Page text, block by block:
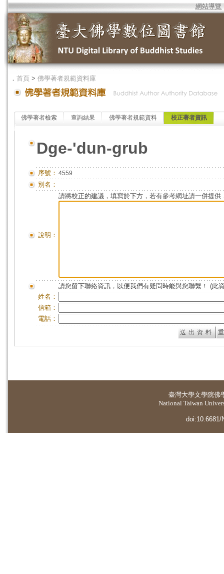
網站導覽
． 首頁 > 佛學著者規範資料庫
佛學著者檢索 查詢結果 佛學著者規範資料 校正著者資訊
Dge-'dun-grub
序號： 4559
別名：
說明：
請將校正的建議，填寫於下方，若有參考網址請一併提供
請您留下聯絡資訊，以便我們有疑問時能與您聯繫！ (此
姓名：
信箱：
電話：
臺灣大學文學院佛
National Taiwan
doi:10.6681/